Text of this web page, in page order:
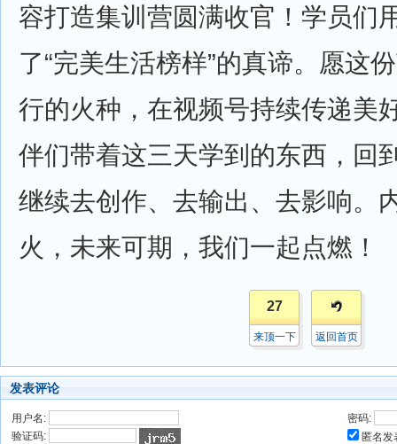
容打造集训营圆满收官！学员们
了“完美生活榜样”的真谛。愿这
行的火种，在视频号持续传递美
伴们带着这三天学到的东西，回
继续去创作、去输出、去影响。
火，未来可期，我们一起点燃！
27
来顶一下 返回首页
发表评论
用户名:
密码:
验证码:
匿名发